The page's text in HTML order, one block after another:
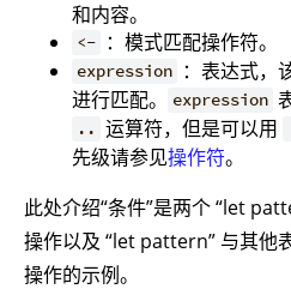
和内容。
<- ：模式匹配操作符。
expression
：表达式，
进行匹配。
expression
.. 运算符，但是可以用
先级请参见操作符。
此处介绍“条件”是两个 “let
操作以及 “let pattern” 与其他
操作的示例。